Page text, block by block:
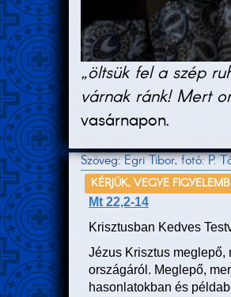
„öltsük fel a szép
várnak ránk! Mert
vasárnapon.
Szöveg: Egri Tibor, fotó: P.
KÉRJÜK, VEGYE
Mt 22,2-14
Krisztusban Kedves
Jézus Krisztus meglepő,
országáról. Meglepő,
hasonlatokban és